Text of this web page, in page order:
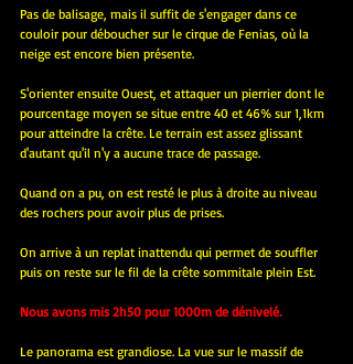
Pas de balisage, mais il suffit de s'engager dans ce
couloir pour déboucher sur le cirque de Fenias, où la
neige est encore bien présente.
S'orienter ensuite Ouest, et attaquer un pierrier dont le
pourcentage moyen se situe entre 40 et 46% sur 1,1km
pour atteindre la crête. Le terrain est assez glissant
d'autant qu'il n'y a aucune trace de passage.
Quand on a pu, on est resté le plus à droite au niveau
des rochers pour avoir plus de prises.
On arrive à un replat inattendu qui permet de souffler
puis on reste sur le fil de la crête sommitale plein Est.
Nous avons mis 2h50 pour 1000m de dénivelé.
Le panorama est grandiose. La vue sur le massif de